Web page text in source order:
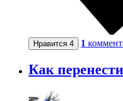
Нравится 4 1
Как